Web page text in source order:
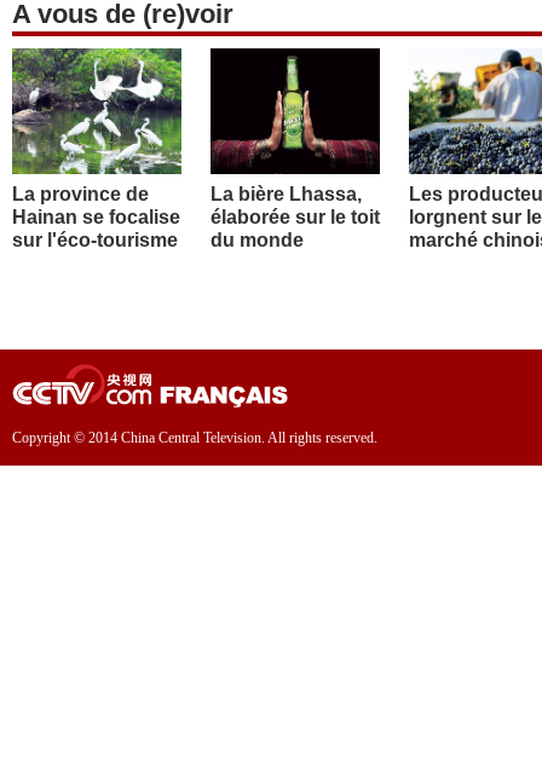
A vous de (re)voir
La province de
Hainan se focalise
sur l'éco-tourisme
La bière Lhassa,
élaborée sur le toit
du monde
Les
lorgnent sur le
marché
Copyright © 2014 China Central Television. All rights reserved.